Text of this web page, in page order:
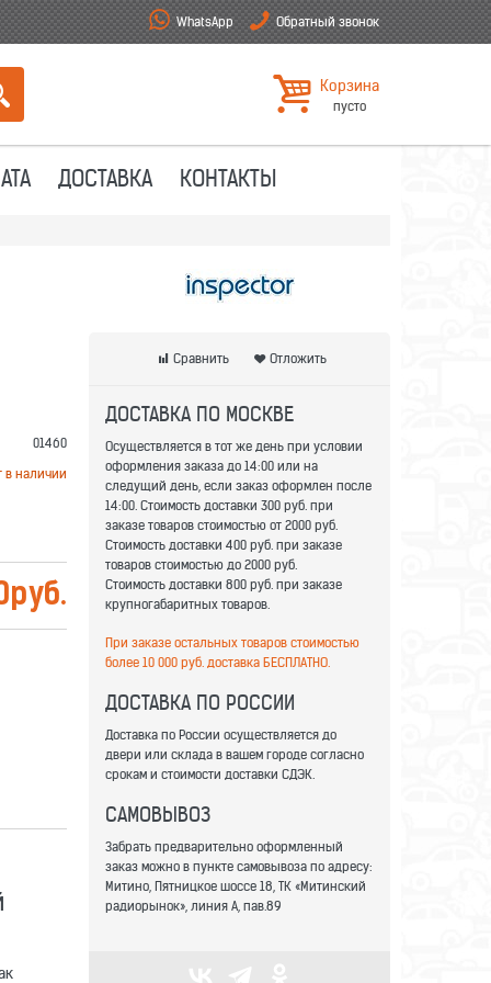
WhatsApp Обратный звонок
Корзина
пусто
ДОСТАВКА КОНТАКТЫ
01460
в наличии
руб.
Сравнить Отложить
ДОСТАВКА ПО МОСКВЕ
Осуществляется в тот же день при условии
оформления заказа до 14:00 или на
следущий день, если заказ оформлен после
14:00. Стоимость доставки 300 руб. при
заказе товаров стоимостью от 2000 руб.
Стоимость доставки 400 руб. при заказе
товаров стоимостью до 2000 руб.
Стоимость доставки 800 руб. при заказе
крупногабаритных товаров.
При заказе остальных товаров стоимостью
более 10 000 руб. доставка БЕСПЛАТНО.
ДОСТАВКА ПО РОССИИ
Доставка по России осуществляется до
двери или склада в вашем городе согласно
срокам и стоимости доставки СДЭК.
САМОВЫВОЗ
Забрать предварительно оформленный
заказ можно в пункте самовывоза по адресу:
Митино, Пятницкое шоссе 18, ТК «Митинский
радиорынок», линия А, пав.89